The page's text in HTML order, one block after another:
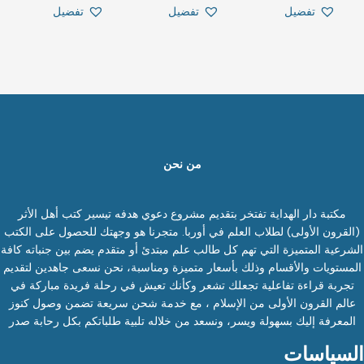
تفضيل تفضيل تفضيل
من نحن
مكتبة دار الهداية تفتخر بتقديم مشروع دعوي هدفه تيسير كتب أهل الأثر
(القرون الأولى) لطلاب العلم في أوربا. متجرنا هو وجهتك للحصول على الكتب
الشرعية المتميزة التي تهم كل طالب علم مبتدئ أو متقدم يضم بين جنباته كافة
المستويات والأقسام وذلك بأسعار متميزة ومناسبة، نحن نسعى جاهدين لتقديم
تجربة قراءة تفاعلية تجعلك تشعر وكأنك تعيش في رحلة فريدة مباركة في
عالم القرون الأولى من الإسلام ، مع خدمة شحن سريعة تضمن وصول كنوز
المعرفة إليك بسهولة ويسر، ونسعد من خلاله تلبية طلباتكم بكل رحابة صدر
السياسات